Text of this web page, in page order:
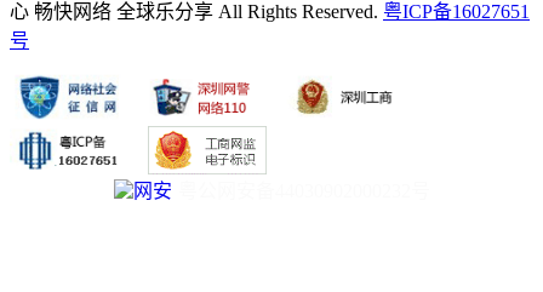
心 畅快网络 全球乐分享 All Rights Reserved. 粤ICP备16027651
号